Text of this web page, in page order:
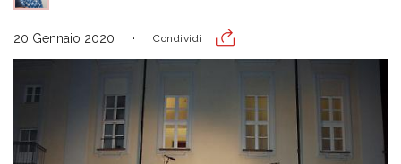
20 Gennaio 2020 Condividi